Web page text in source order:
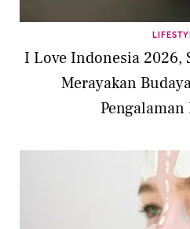
I Love Indonesia 2026,
Merayakan